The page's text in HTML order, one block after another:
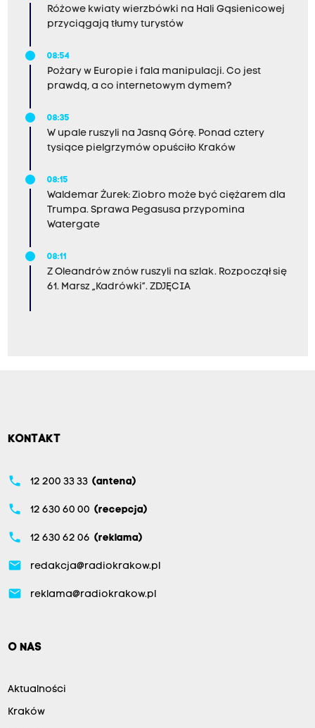
Różowe kwiaty wierzbówki na Hali Gąsienicowej
przyciągają tłumy turystów
08:54
Pożary w Europie i fala manipulacji. Co jest
prawdą, a co internetowym dymem?
08:35
W upale ruszyli na Jasną Górę. Ponad cztery
tysiące pielgrzymów opuściło Kraków
08:15
Waldemar Żurek: Ziobro może być ciężarem dla
Trumpa. Sprawa Pegasusa przypomina
Watergate
08:11
Z Oleandrów znów ruszyli na szlak. Rozpoczął się
61. Marsz „Kadrówki”. ZDJĘCIA
KONTAKT
phone 12 200 33 33 (antena)
phone 12 630 60 00 (recepcja)
phone 12 630 62 06 (reklama)
email redakcja@radiokrakow.pl
email reklama@radiokrakow.pl
O NAS
Aktualności
Kraków